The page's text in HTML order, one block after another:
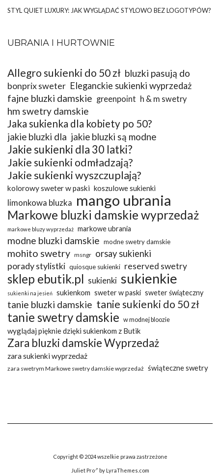
STYL QUIET LUXURY: JAK WYGLĄDAĆ STYLOWO BEZ LOGOTYPÓW?
UBRANIA I HURTOWNIE
Allegro sukienki do 50 zł bluzki pasują do
bonprix sweter Eleganckie sukienki wyprzedaż
fajne bluzki damskie greenpoint h & m swetry
hm swetry damskie
Jaka sukienka dla kobiety po 50?
jakie bluzki dla jakie bluzki są modne
Jakie sukienki dla 30 latki?
Jakie sukienki odmładzają?
Jakie sukienki wyszczuplają?
kolorowy sweter w paski koszulowe sukienki
limonkowa bluzka mango ubrania
Markowe bluzki damskie wyprzedaż
markowe bluzy wyprzedaż markowe ubrania
modne bluzki damskie modne swetry damskie
mohito swetry msngr orsay sukienki
porady stylistki quiosque sukienki reserved swetry
sklep ebutik.pl sukienki sukienkie
sukienki na jesień sukienkom sweter w paski sweter świąteczny
tanie bluzki damskie tanie sukienki do 50 zł
tanie swetry damskie w modnej bloozie
wyglądaj pięknie dzięki sukienkom z Butik
Zara bluzki damskie Wyprzedaż
zara sukienki wyprzedaż
zara swetrym Markowe swetry damskie wyprzedaż świąteczne swetry
Copyright © 2024 wszelkie prawa zastrzeżone
Juliet Pro by LyraThemes.com